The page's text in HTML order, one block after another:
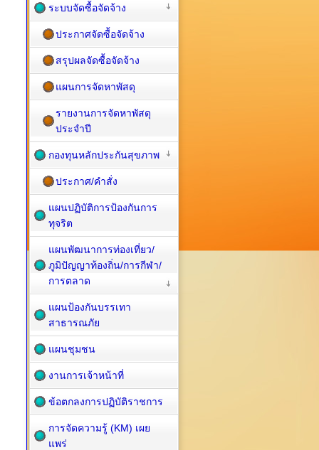
ระบบจัดซื้อจัดจ้าง
ประกาศจัดซื้อจัดจ้าง
สรุปผลจัดซื้อจัดจ้าง
แผนการจัดหาพัสดุ
รายงานการจัดหาพัสดุ
ประจำปี
กองทุนหลักประกันสุขภาพ
ประกาศ/คำสั่ง
แผนปฏิบัติการป้องกันการ
ทุจริต
แผนพัฒนาการท่องเที่ยว/
ภูมิปัญญาท้องถิ่น/การกีฬา/
การตลาด
แผนป้องกันบรรเทา
สาธารณภัย
แผนชุมชน
งานการเจ้าหน้าที่
ข้อตกลงการปฏิบัติราชการ
การจัดความรู้ (KM) เผย
แพร่